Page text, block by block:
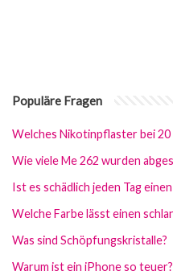
Populäre Fragen
Welches Nikotinpflaster bei
Wie viele Me 262 wurden
Ist es schädlich jeden Tag
Welche Farbe lässt einen
Was sind Schöpfungskristalle?
Warum ist ein iPhone so teuer?